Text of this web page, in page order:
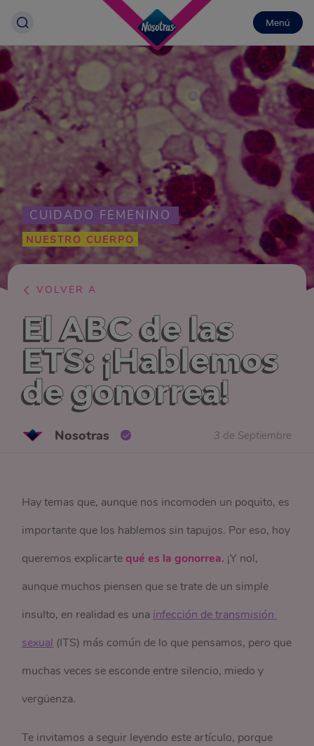
Menú
CUIDADO FEMENINO
NUESTRO CUERPO
VOLVER A
El ABC de las
ETS: ¡Hablemos
de gonorrea!
Nosotras 3 de Septiembre
Hay temas que, aunque nos incomoden un poquito, es
importante que los hablemos sin tapujos. Por eso, hoy
queremos explicartequé es la gonorrea. ¡Y no!,
aunque muchos piensen que se trate de un simple
insulto, en realidad es una infección de transmisión
sexual (ITS) más común de lo que pensamos, pero que
muchas veces se esconde entre silencio, miedo y
vergüenza.
Te invitamos a seguir leyendo este artículo, porque